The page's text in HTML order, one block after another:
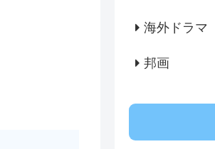
海外ドラマ
邦画